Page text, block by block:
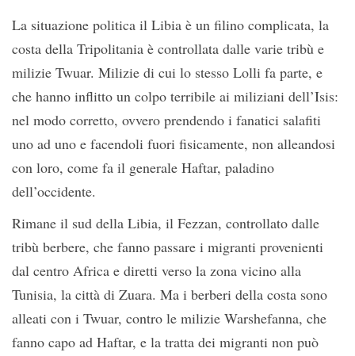
La situazione politica il Libia è un filino complicata, la
costa della Tripolitania è controllata dalle varie tribù e
milizie Twuar. Milizie di cui lo stesso Lolli fa parte, e
che hanno inflitto un colpo terribile ai miliziani dell’Isis:
nel modo corretto, ovvero prendendo i fanatici salafiti
uno ad uno e facendoli fuori fisicamente, non alleandosi
con loro, come fa il generale Haftar, paladino
dell’occidente.
Rimane il sud della Libia, il Fezzan, controllato dalle
tribù berbere, che fanno passare i migranti provenienti
dal centro Africa e diretti verso la zona vicino alla
Tunisia, la città di Zuara. Ma i berberi della costa sono
alleati con i Twuar, contro le milizie Warshefanna, che
fanno capo ad Haftar, e la tratta dei migranti non può